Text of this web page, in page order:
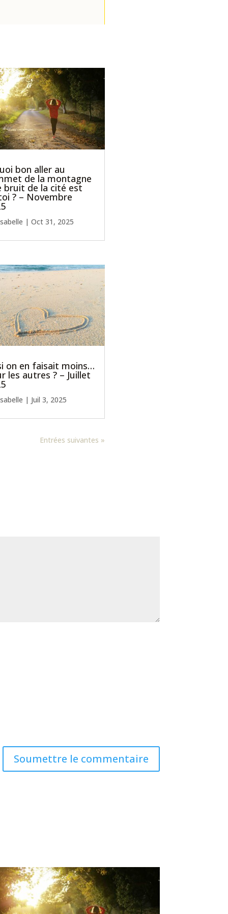
bon aller au
de la montagne
bruit de la cité est
? – Novembre
| Oct 31, 2025
on en faisait moins…
les autres ? – Juillet
| Juil 3, 2025
Entrées suivantes »
Soumettre le commentaire